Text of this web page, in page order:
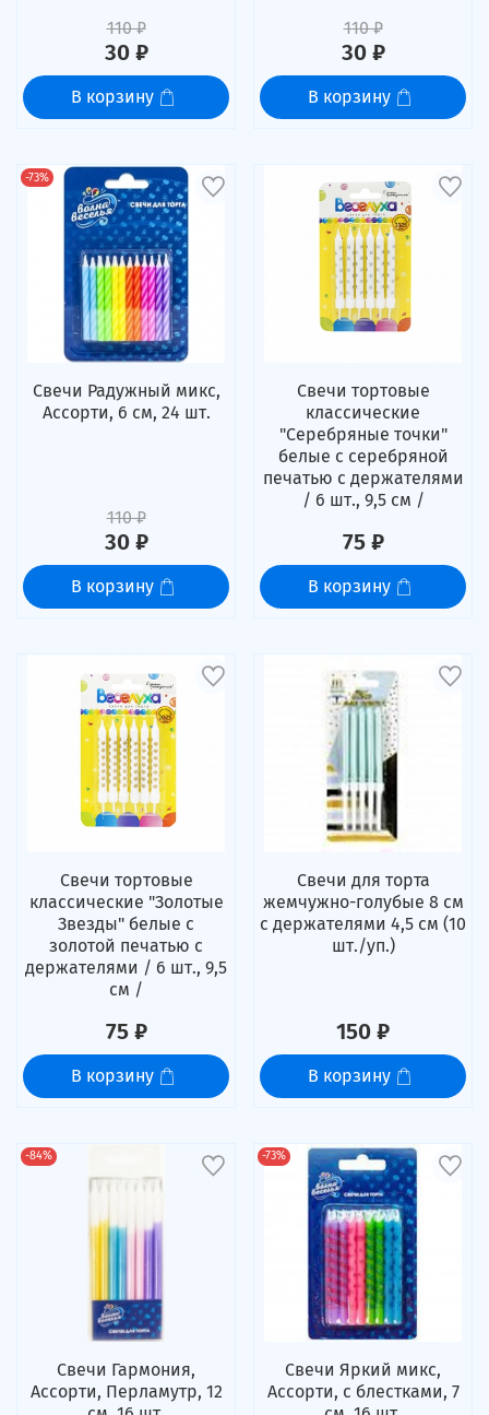
110 ₽
30 ₽
В корзину
110 ₽
30 ₽
В корзину
-73%
Свечи Радужный микс,
Ассорти, 6 см, 24 шт.
110 ₽
30 ₽
В корзину
Свечи тортовые
классические
"Серебряные точки"
белые с серебряной
печатью с держателями
/ 6 шт., 9,5 см /
75 ₽
В корзину
Свечи тортовые
классические "Золотые
Звезды" белые с
золотой печатью с
держателями / 6 шт., 9,5
см /
75 ₽
В корзину
Свечи для торта
жемчужно-голубые 8 см
с держателями 4,5 см (10
шт./уп.)
150 ₽
В корзину
-84%
Свечи Гармония,
Ассорти, Перламутр, 12
-73%
Свечи Яркий микс,
Ассорти, с блестками, 7